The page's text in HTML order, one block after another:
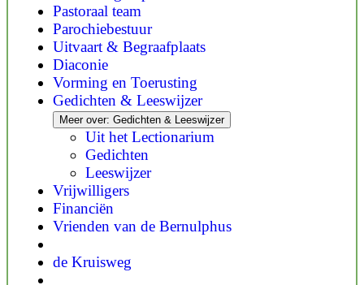
Pastoraal team
Parochiebestuur
Uitvaart & Begraafplaats
Diaconie
Vorming en Toerusting
Gedichten & Leeswijzer
Meer over: Gedichten & Leeswijzer
Uit het Lectionarium
Gedichten
Leeswijzer
Vrijwilligers
Financiën
Vrienden van de Bernulphus
de Kruisweg